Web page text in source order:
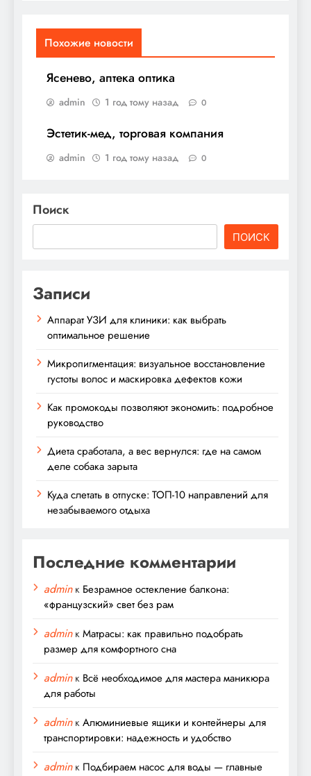
Похожие новости
Ясенево, аптека оптика
admin 1 год тому назад 0
Эстетик-мед, торговая компания
admin 1 год тому назад 0
Поиск
ПОИСК
Записи
Аппарат УЗИ для клиники: как выбрать
оптимальное решение
Микропигментация: визуальное восстановление
густоты волос и маскировка дефектов кожи
Как промокоды позволяют экономить: подробное
руководство
Диета сработала, а вес вернулся: где на самом
деле собака зарыта
Куда слетать в отпуске: ТОП-10 направлений для
незабываемого отдыха
Последние комментарии
adminк Безрамное остекление балкона:
«французский» свет без рам
adminкМатрасы: как правильно подобрать
размер для комфортного сна
adminк Всё необходимое для мастера маникюра
для работы
adminкАлюминиевые ящики и контейнеры для
транспортировки: надежность и удобство
adminк Подбираем насос для воды — главные